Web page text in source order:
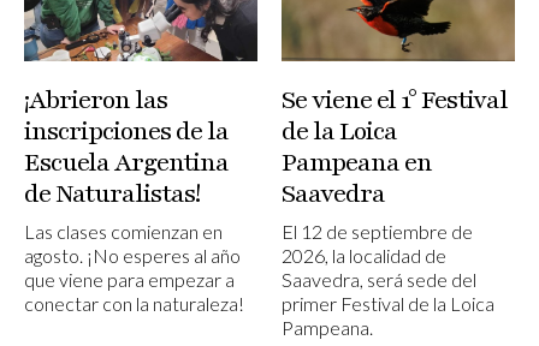
¡Abrieron las
inscripciones de la
Escuela Argentina
de Naturalistas!
Las clases comienzan en
agosto. ¡No esperes al año
que viene para empezar a
conectar con la naturaleza!
Se viene el 1° Festival
de la Loica
Pampeana en
Saavedra
El 12 de septiembre de
2026, la localidad de
Saavedra, será sede del
primer Festival de la Loica
Pampeana.